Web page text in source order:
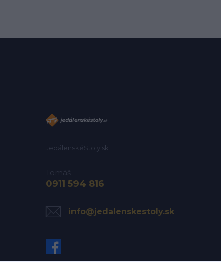
JedálenskéStoly.sk
Tomáš
0911 594 816
info@jedalenskestoly.sk